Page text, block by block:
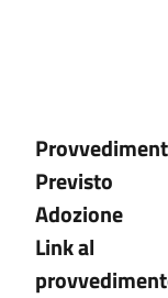
Previsto
Adozione
Link al